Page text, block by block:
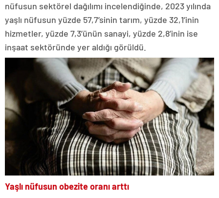
nüfusun sektörel dağılımı incelendiğinde, 2023 yılında
yaşlı nüfusun yüzde 57,7’sinin tarım, yüzde 32,1’inin
hizmetler, yüzde 7,3’ünün sanayi, yüzde 2,8’inin ise
inşaat sektöründe yer aldığı görüldü.
Yaşlı nüfusun obezite oranı arttı